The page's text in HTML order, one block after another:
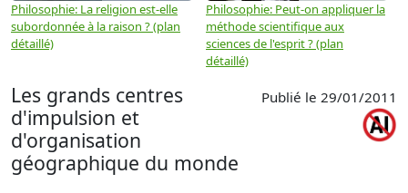
Philosophie: La religion est-elle
subordonnée à la raison ? (plan
détaillé)
Philosophie: Peut-on appliquer la
méthode scientifique aux
sciences de l'esprit ? (plan
détaillé)
Les grands centres
d'impulsion et
d'organisation
géographique du monde
Publié le 29/01/2011